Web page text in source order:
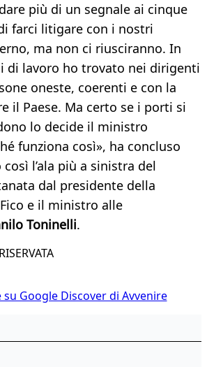
più di un segnale ai cinque
farci litigare con i nostri
ma non ci riusciranno. In
di lavoro ho trovato nei dirigenti
oneste, coerenti e con la
il Paese. Ma certo se i porti si
lo decide il ministro
funziona così», ha concluso
l’ala più a sinistra del
dal presidente della
e il ministro alle
Toninelli.
su Google Discover di Avvenire